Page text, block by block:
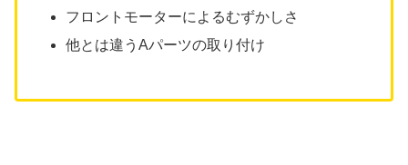
フロントモーターによるむずかしさ
他とは違うAパーツの取り付け